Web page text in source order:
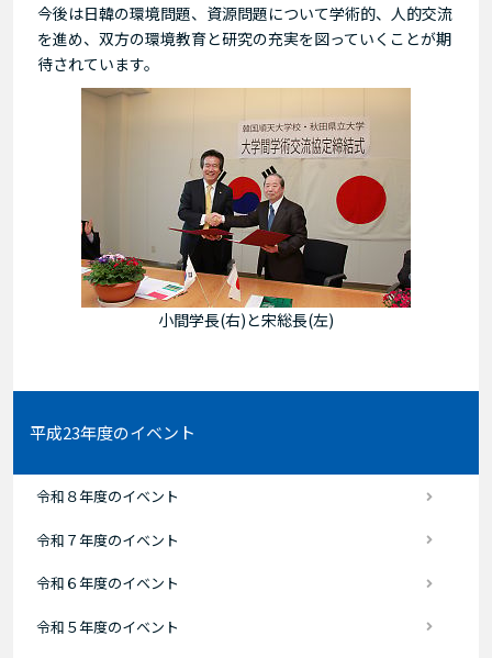
今後は日韓の環境問題、資源問題について学術的、人的交流
を進め、双方の環境教育と研究の充実を図っていくことが期
待されています。
小間学長(右)と宋総長(左)
平成23年度のイベント
令和８年度のイベント
令和７年度のイベント
令和６年度のイベント
令和５年度のイベント